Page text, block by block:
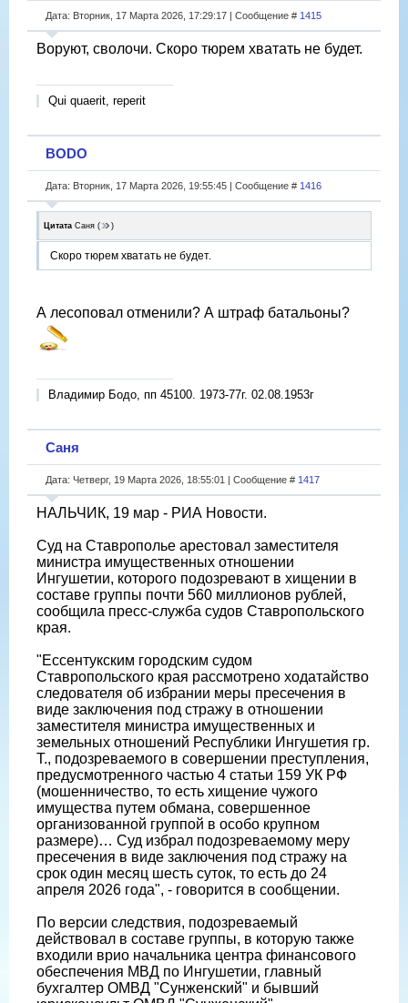
Дата: Вторник, 17 Марта 2026, 17:29:17 | Сообщение # 1415
Воруют, сволочи. Скоро тюрем хватать не будет.
Qui quaerit, reperit
BODO
Дата: Вторник, 17 Марта 2026, 19:55:45 | Сообщение # 1416
Цитата Саня ( )
Скоро тюрем хватать не будет.
А лесоповал отменили? А штраф батальоны?
Владимир Бодо, пп 45100. 1973-77г. 02.08.1953г
Саня
Дата: Четверг, 19 Марта 2026, 18:55:01 | Сообщение # 1417
НАЛЬЧИК, 19 мар - РИА Новости.
Суд на Ставрополье арестовал заместителя
министра имущественных отношении
Ингушетии, которого подозревают в хищении в
составе группы почти 560 миллионов рублей,
сообщила пресс-служба судов Ставропольского
края.
"Ессентукским городским судом
Ставропольского края рассмотрено ходатайство
следователя об избрании меры пресечения в
виде заключения под стражу в отношении
заместителя министра имущественных и
земельных отношений Республики Ингушетия гр.
Т., подозреваемого в совершении преступления,
предусмотренного частью 4 статьи 159 УК РФ
(мошенничество, то есть хищение чужого
имущества путем обмана, совершенное
организованной группой в особо крупном
размере)… Суд избрал подозреваемому меру
пресечения в виде заключения под стражу на
срок один месяц шесть суток, то есть до 24
апреля 2026 года", - говорится в сообщении.
По версии следствия, подозреваемый
действовал в составе группы, в которую также
входили врио начальника центра финансового
обеспечения МВД по Ингушетии, главный
бухгалтер ОМВД "Сунженский" и бывший